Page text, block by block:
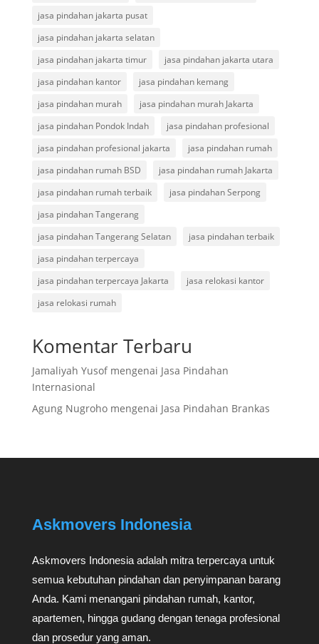
jasa pindahan jakarta pusat
jasa pindahan jakarta selatan
jasa pindahan jakarta timur
jasa pindahan jakarta utara
jasa pindahan kantor
jasa pindahan kemang
jasa pindahan murah
jasa pindahan murah Jakarta
jasa pindahan Pondok Indah
jasa pindahan profesional
jasa pindahan profesional jakarta
jasa pindahan rumah
jasa pindahan rumah BSD
jasa pindahan rumah Jakarta
jasa pindahan rumah terbaik
jasa pindahan Serpong
jasa pindahan Tangerang
jasa pindahan Tangerang Selatan
jasa pindahan terbaik
jasa pindahan terpercaya
jasa pindahan terpercaya Jakarta
jasa relokasi kantor
jasa relokasi rumah
Komentar Terbaru
Jamaliyah Yusofmengenai Jasa Pindahan
Internasional
Agung Nugrohomengenai Jasa Pindahan Brankas
Askmovers Indonesia
Askmovers Indonesia adalah mitra terpercaya untuk
semua kebutuhan pindahan dan penyimpanan barang
Anda. Kami menangani pindahan rumah, kantor,
apartemen, hingga gudang dengan tenaga profesional
dan prosedur yang aman.